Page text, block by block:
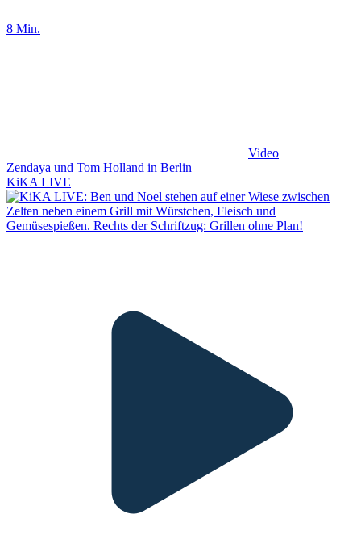
8 Min.
Video
Zendaya und Tom Holland in Berlin
KiKA LIVE